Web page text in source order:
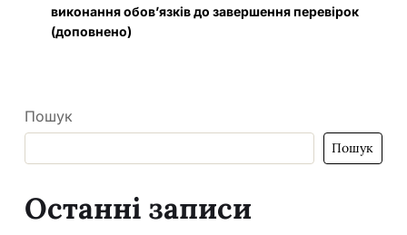
виконання обов’язків до завершення перевірок
(доповнено)
Пошук
Пошук
Останні записи